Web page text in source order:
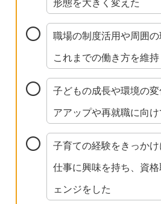
職場の制度活用や周囲の
これまでの働き方を維
子どもの成長や環境の
アアップや再就職に向
子育ての経験をきっか
仕事に興味を持ち、資
ェンジをした